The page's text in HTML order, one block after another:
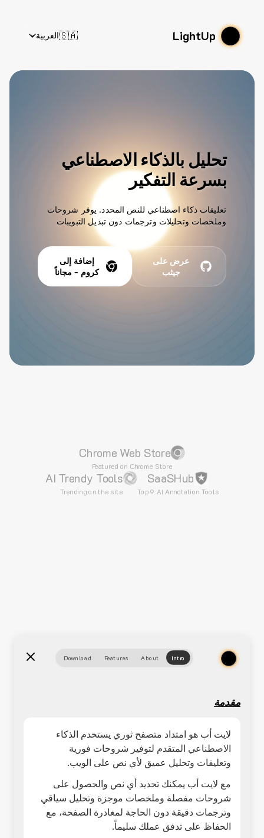
LightUp
🇸🇦العربية
تحليل بالذكاء الاصطناعي
بسرعة التفكير
تعليقات ذكاء اصطناعي للنص المحدد. يوفر شروحات
وملخصات وتحليلات وترجمات دون تبديل التبويبات
إضافة إلى
كروم - مجاناً
عرض على
جيثب
Chrome Web Store
Featured on Chrome Store
SaaSHub
Top 9 AI Annotation Tools
AI Trendy Tools
Trending on the site
Intro
About
Features
Download
مقدمة
لايت أب هو امتداد متصفح ثوري يستخدم الذكاء
الاصطناعي المتقدم لتوفير شروحات فورية
وتعليقات وتحليل عميق لأي نص على الويب.
مع لايت أب يمكنك تحديد أي نص والحصول على
شروحات مفصلة وملخصات موجزة وتحليل سياقي
وترجمات دقيقة دون الحاجة لمغادرة الصفحة، مع
الحفاظ على تدفق عملك سليماً.